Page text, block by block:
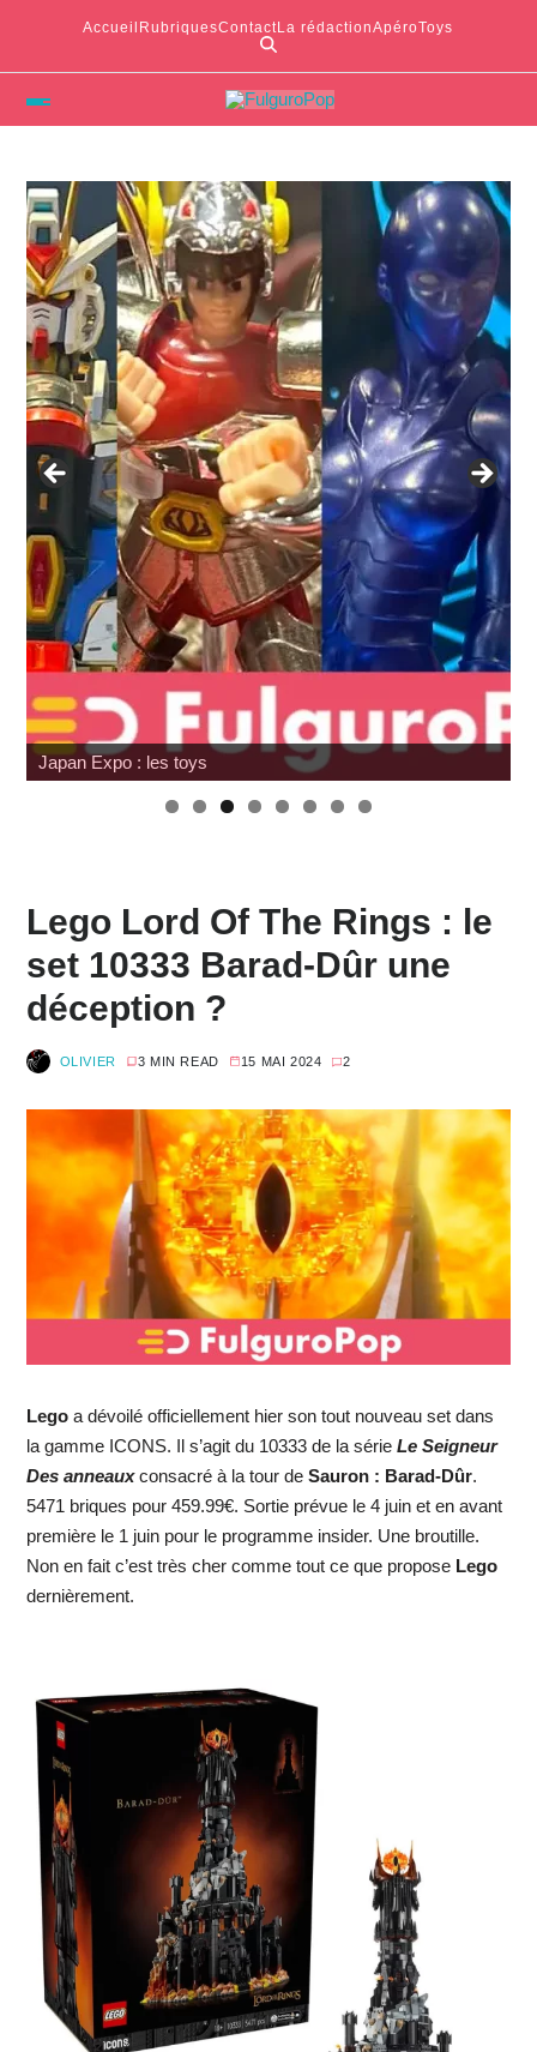
Accueil RubriquesContactLa rédactionApéroToys
SDCC 2026 : Toutes les infos
Lego Lord Of The Rings : le
set 10333 Barad-Dûr une
déception ?
OLIVIER 3 MIN READ 15 MAI 2024 2
Legoa dévoilé officiellement hier son tout nouveau set dans
la gamme ICONS. Il s’agit du 10333 de la sérieLe Seigneur
Des anneauxconsacré à la tour de Sauron : Barad-Dûr.
5471 briques pour 459.99€. Sortie prévue le 4 juin et en avant
première le 1 juin pour le programme insider. Une broutille.
Non en fait c’est très cher comme tout ce que propose Lego
dernièrement.